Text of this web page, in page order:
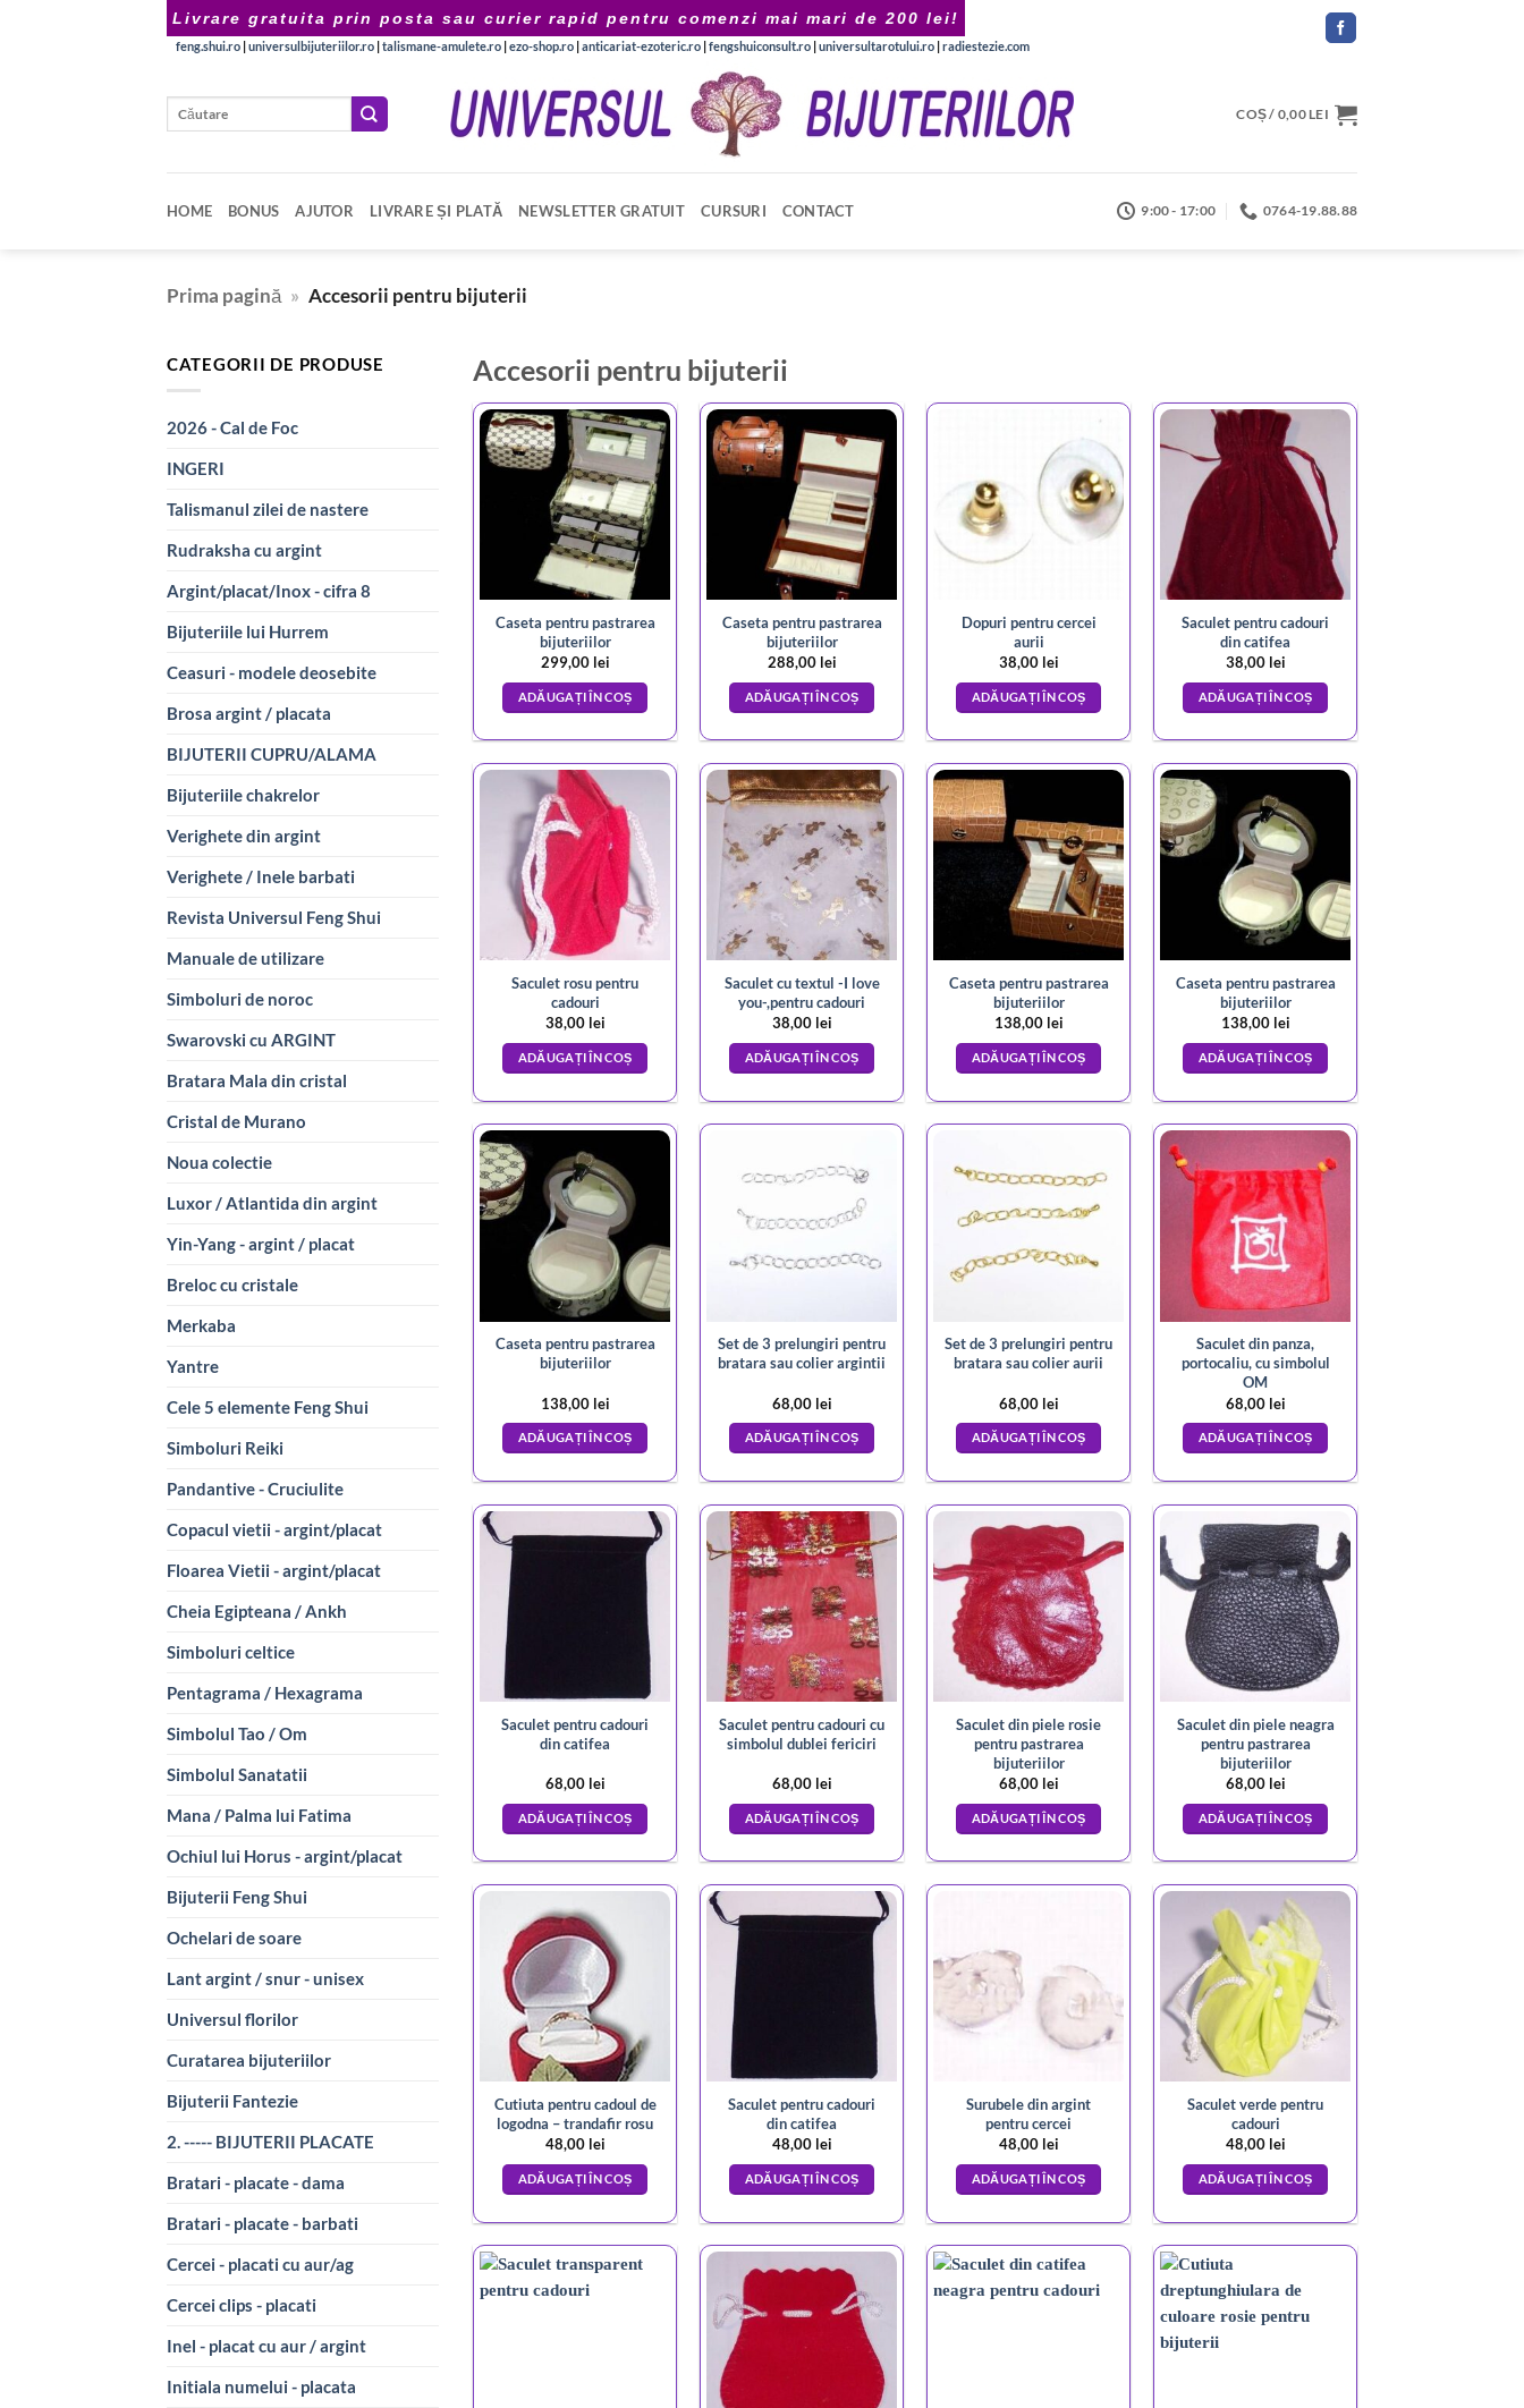
Livrare gratuita prin posta sau curier rapid pentru comenzi mai mari de 200 lei!
feng.shui.ro|universulbijuteriilor.ro|talismane-amulete.ro|ezo-shop.ro|anticariat-ezoteric.ro|fengshuiconsult.ro|universultarotului.ro|radiestezie.com
Caută
COȘ / 0,00 LEI
HOME BONUS AJUTOR LIVRARE ȘI PLATĂ NEWSLETTER GRATUIT CURSURI CONTACT 9:00 - 17:00 0764-19.88.88
Prima pagină » Accesorii pentru bijuterii
CATEGORII DE PRODUSE
2026 - Cal de Foc
INGERI
Talismanul zilei de nastere
Rudraksha cu argint
Argint/placat/Inox - cifra 8
Bijuteriile lui Hurrem
Ceasuri - modele deosebite
Brosa argint / placata
BIJUTERII CUPRU/ALAMA
Bijuteriile chakrelor
Verighete din argint
Verighete / Inele barbati
Revista Universul Feng Shui
Manuale de utilizare
Simboluri de noroc
Swarovski cu ARGINT
Bratara Mala din cristal
Cristal de Murano
Noua colectie
Luxor / Atlantida din argint
Yin-Yang - argint / placat
Breloc cu cristale
Merkaba
Yantre
Cele 5 elemente Feng Shui
Simboluri Reiki
Pandantive - Cruciulite
Copacul vietii - argint/placat
Floarea Vietii - argint/placat
Cheia Egipteana / Ankh
Simboluri celtice
Pentagrama / Hexagrama
Simbolul Tao / Om
Simbolul Sanatatii
Mana / Palma lui Fatima
Ochiul lui Horus - argint/placat
Bijuterii Feng Shui
Ochelari de soare
Lant argint / snur - unisex
Universul florilor
Curatarea bijuteriilor
Bijuterii Fantezie
2. ----- BIJUTERII PLACATE
Bratari - placate - dama
Bratari - placate - barbati
Cercei - placati cu aur/ag
Cercei clips - placati
Inel - placat cu aur / argint
Initiala numelui - placata
Accesorii pentru bijuterii
Caseta pentru pastrarea
bijuteriilor
299,00 lei
ADĂUGAȚI ÎN COȘ
Caseta pentru pastrarea
bijuteriilor
288,00 lei
ADĂUGAȚI ÎN COȘ
Dopuri pentru cercei
aurii
38,00 lei
ADĂUGAȚI ÎN COȘ
Saculet pentru cadouri
din catifea
38,00 lei
ADĂUGAȚI ÎN COȘ
Saculet rosu pentru
cadouri
38,00 lei
ADĂUGAȚI ÎN COȘ
Saculet cu textul -I love
you-,pentru cadouri
38,00 lei
ADĂUGAȚI ÎN COȘ
Caseta pentru pastrarea
bijuteriilor
138,00 lei
ADĂUGAȚI ÎN COȘ
Caseta pentru pastrarea
bijuteriilor
138,00 lei
ADĂUGAȚI ÎN COȘ
Caseta pentru pastrarea
bijuteriilor
138,00 lei
ADĂUGAȚI ÎN COȘ
Set de 3 prelungiri pentru
bratara sau colier argintii
68,00 lei
ADĂUGAȚI ÎN COȘ
Set de 3 prelungiri pentru
bratara sau colier aurii
68,00 lei
ADĂUGAȚI ÎN COȘ
Saculet din panza,
portocaliu, cu simbolul
OM
68,00 lei
ADĂUGAȚI ÎN COȘ
Saculet pentru cadouri
din catifea
68,00 lei
ADĂUGAȚI ÎN COȘ
Saculet pentru cadouri cu
simbolul dublei fericiri
68,00 lei
ADĂUGAȚI ÎN COȘ
Saculet din piele rosie
pentru pastrarea
bijuteriilor
68,00 lei
ADĂUGAȚI ÎN COȘ
Saculet din piele neagra
pentru pastrarea
bijuteriilor
68,00 lei
ADĂUGAȚI ÎN COȘ
Cutiuta pentru cadoul de
logodna – trandafir rosu
48,00 lei
ADĂUGAȚI ÎN COȘ
Saculet pentru cadouri
din catifea
48,00 lei
ADĂUGAȚI ÎN COȘ
Surubele din argint
pentru cercei
48,00 lei
ADĂUGAȚI ÎN COȘ
Saculet verde pentru
cadouri
48,00 lei
ADĂUGAȚI ÎN COȘ